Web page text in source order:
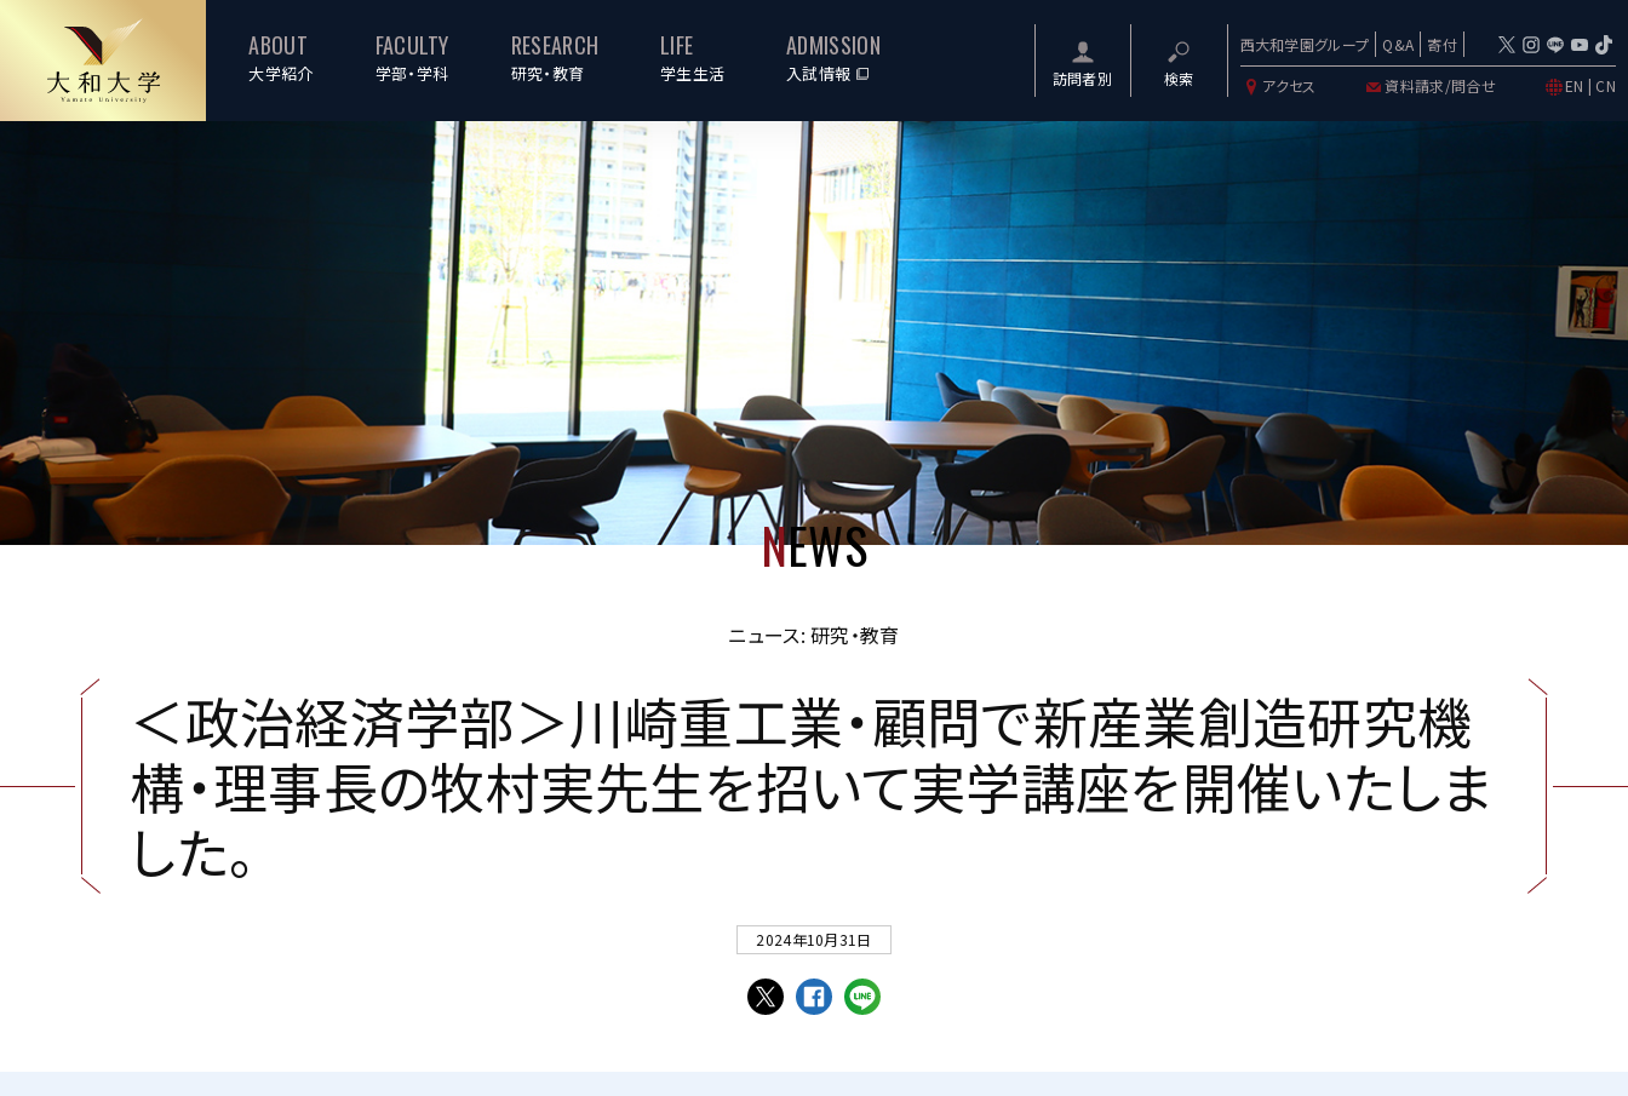
ABOUT
大学紹介
FACULTY
学部・学科
RESEARCH
研究・教育
LIFE
学生生活
ADMISSION
入試情報 訪問者別 検索
西大和学園グループ Q&A
寄付
アクセス
資料請求/問合せ EN | CN
NEWS
ニュース: 研究・教育
＜政治経済学部＞川崎重工業・顧問で新産業創造研究機
構・理事長の牧村実先生を招いて実学講座を開催いたしま
した。
2024年10月31日